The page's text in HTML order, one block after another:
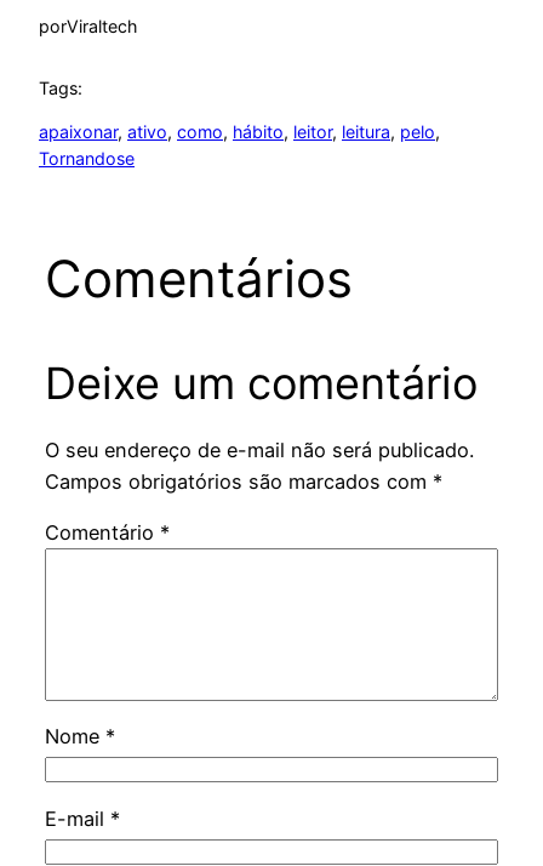
porViraltech
Tags:
apaixonar, ativo, como, hábito, leitor, leitura, pelo
Tornandose
Comentários
Deixe um comentário
O seu endereço de e-mail não será publicado.
Campos obrigatórios são marcados com *
Comentário *
Nome *
E-mail *